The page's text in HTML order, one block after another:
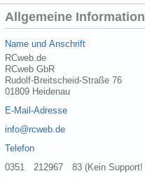
Allgemeine
Name und Anschrift
RCweb.de
RCweb GbR
Rudolf-Breitscheid-Straße 76
01809 Heidenau
E-Mail-Adresse
info@rcweb.de
Telefon
0351 212967 83 (Kein Support!